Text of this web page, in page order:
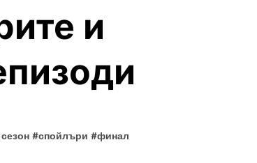
и
#спойлъри #финал